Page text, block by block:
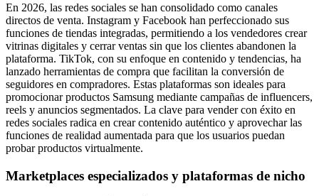
En 2026, las redes sociales se han consolidado como canales
directos de venta. Instagram y Facebook han perfeccionado sus
funciones de tiendas integradas, permitiendo a los vendedores crear
vitrinas digitales y cerrar ventas sin que los clientes abandonen la
plataforma. TikTok, con su enfoque en contenido y tendencias, ha
lanzado herramientas de compra que facilitan la conversión de
seguidores en compradores. Estas plataformas son ideales para
promocionar productos Samsung mediante campañas de influencers,
reels y anuncios segmentados. La clave para vender con éxito en
redes sociales radica en crear contenido auténtico y aprovechar las
funciones de realidad aumentada para que los usuarios puedan
probar productos virtualmente.
Marketplaces especializados y plataformas de nicho